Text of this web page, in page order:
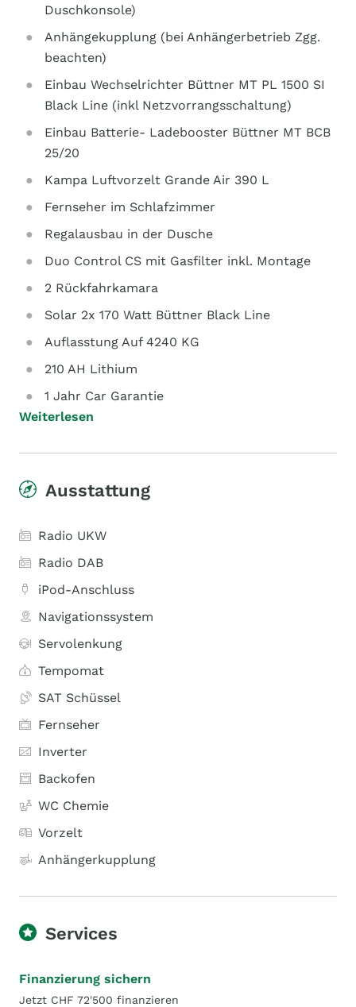
Duschkonsole)
Anhängekupplung (bei Anhängerbetrieb Zgg.
beachten)
Einbau Wechselrichter Büttner MT PL 1500 SI
Black Line (inkl Netzvorrangsschaltung)
Einbau Batterie- Ladebooster Büttner MT BCB
25/20
Kampa Luftvorzelt Grande Air 390 L
Fernseher im Schlafzimmer
Regalausbau in der Dusche
Duo Control CS mit Gasfilter inkl. Montage
2 Rückfahrkamara
Solar 2x 170 Watt Büttner Black Line
Auflasstung Auf 4240 KG
210 AH Lithium
1 Jahr Car Garantie
Weiterlesen
Ausstattung
Radio UKW
Radio DAB
iPod-Anschluss
Navigationssystem
Servolenkung
Tempomat
SAT Schüssel
Fernseher
Inverter
Backofen
WC Chemie
Vorzelt
Anhängerkupplung
Services
Finanzierung sichern
Jetzt CHF 72'500 finanzieren